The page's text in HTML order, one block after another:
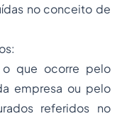
no conceito de
que ocorre pelo
empresa ou pelo
referidos no